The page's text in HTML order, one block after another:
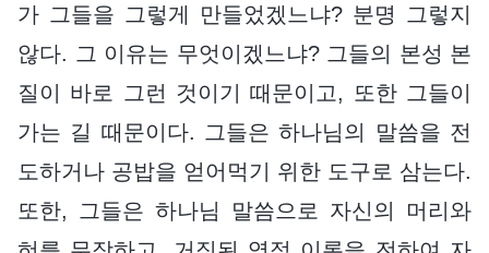
가 그들을 그렇게 만들었겠느냐? 분명 그렇지
않다. 그 이유는 무엇이겠느냐? 그들의 본성 본
질이 바로 그런 것이기 때문이고, 또한 그들이
가는 길 때문이다. 그들은 하나님의 말씀을 전
도하거나 공밥을 얻어먹기 위한 도구로 삼는다.
또한, 그들은 하나님 말씀으로 자신의 머리와